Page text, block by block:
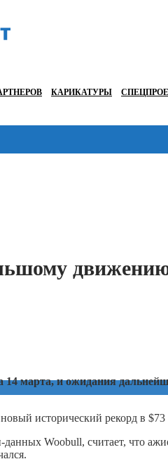
КАРИКАТУРЫ
14 марта, и ожидания
исторический рекорд в $73
данных Woobull, считает, что